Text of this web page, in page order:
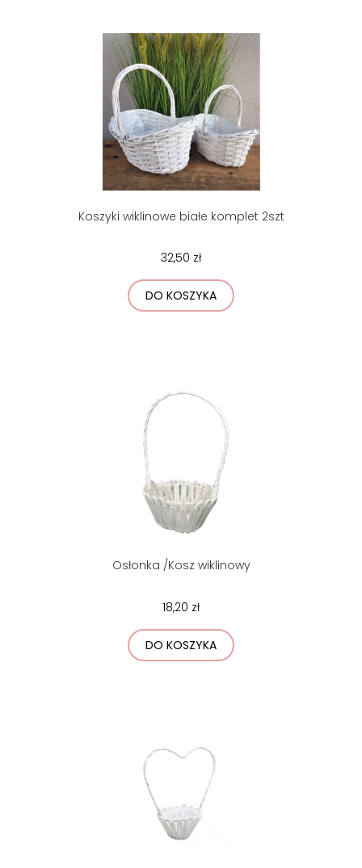
Koszyki wiklinowe białe komplet 2szt
32,50 zł
DO KOSZYKA
Osłonka /Kosz wiklinowy
18,20 zł
DO KOSZYKA